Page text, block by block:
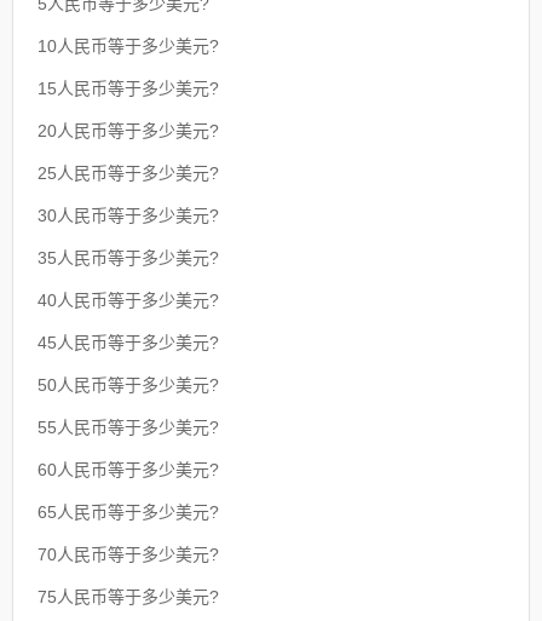
5人民币等于多少美元?
10人民币等于多少美元?
15人民币等于多少美元?
20人民币等于多少美元?
25人民币等于多少美元?
30人民币等于多少美元?
35人民币等于多少美元?
40人民币等于多少美元?
45人民币等于多少美元?
50人民币等于多少美元?
55人民币等于多少美元?
60人民币等于多少美元?
65人民币等于多少美元?
70人民币等于多少美元?
75人民币等于多少美元?